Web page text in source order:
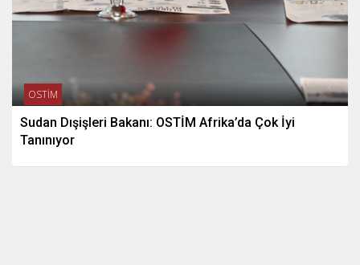
OSTİM
Sudan Dışişleri Bakanı: OSTİM Afrika’da Çok İyi
Tanınıyor